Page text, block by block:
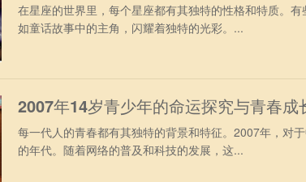
在星座的世界里，每个星座都有其独特的性格和特质。
如童话故事中的主角，闪耀着独特的光彩。...
2007年14岁青少年的命运探究与青春成
每一代人的青春都有其独特的背景和特征。2007年，对
的年代。随着网络的普及和科技的发展，这...